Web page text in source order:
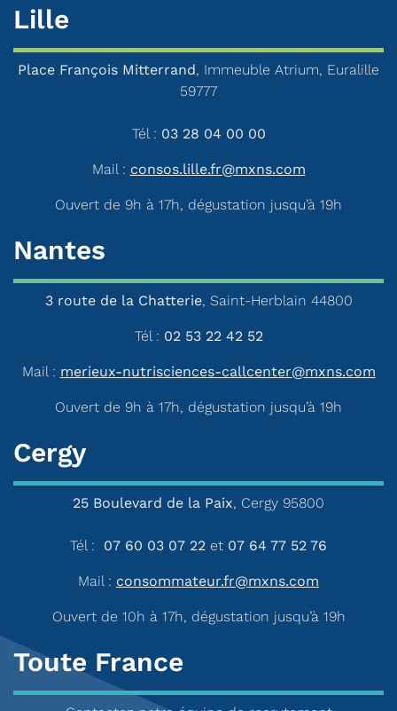
Lille
Place François Mitterrand, Immeuble Atrium, Euralille
59777
Tél : 03 28 04 00 00
Mail : consos.lille.fr@mxns.com
Ouvert de 9h à 17h, dégustation jusqu’à 19h
Nantes
3 route de la Chatterie, Saint-Herblain 44800
Tél : 02 53 22 42 52
Mail : merieux-nutrisciences-callcenter@mxns.com
Ouvert de 9h à 17h, dégustation jusqu’à 19h
Cergy
25 Boulevard de la Paix, Cergy 95800
Tél : 07 60 03 07 22 et 07 64 77 52 76
Mail : consommateur.fr@mxns.com
Ouvert de 10h à 17h, dégustation jusqu’à 19h
Toute France